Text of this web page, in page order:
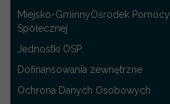
Miejsko-GminnyOśrodek Pomocy
Społecznej
Jednostki OSP
Dofinansowania zewnętrzne
Ochrona Danych Osobowych